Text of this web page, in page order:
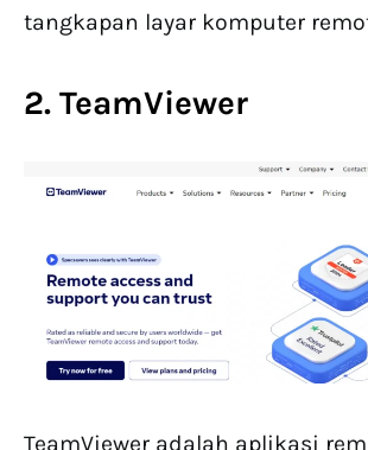
tangkapan layar komputer
2. TeamViewer
TeamViewer adalah aplikasi